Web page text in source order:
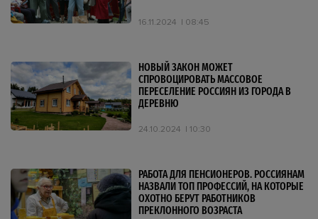
16.11.2024 08:45
НОВЫЙ ЗАКОН МОЖЕТ
СПРОВОЦИРОВАТЬ МАССОВОЕ
ПЕРЕСЕЛЕНИЕ РОССИЯН ИЗ ГОРОДА В
ДЕРЕВНЮ
24.10.2024 10:30
РАБОТА ДЛЯ ПЕНСИОНЕРОВ. РОССИЯНАМ
НАЗВАЛИ ТОП ПРОФЕССИЙ, НА КОТОРЫЕ
ОХОТНО БЕРУТ РАБОТНИКОВ
ПРЕКЛОННОГО ВОЗРАСТА